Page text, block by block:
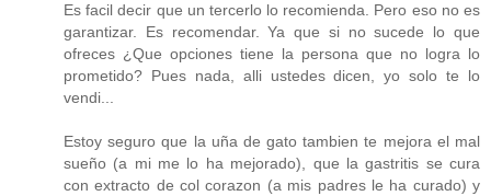
Es facil decir que un tercerlo lo recomienda. Pero eso no es
garantizar. Es recomendar. Ya que si no sucede lo que
ofreces ¿Que opciones tiene la persona que no logra lo
prometido? Pues nada, alli ustedes dicen, yo solo te lo
vendi...
Estoy seguro que la uña de gato tambien te mejora el mal
sueño (a mi me lo ha mejorado), que la gastritis se cura
con extracto de col corazon (a mis padres le ha curado) y